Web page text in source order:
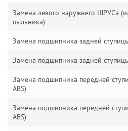
Замена левого наружнего ШРУСа
пыльника)
Замена подшипника задней
Замена подшипника задней
Замена подшипника передней
ABS)
Замена подшипника передней
ABS)